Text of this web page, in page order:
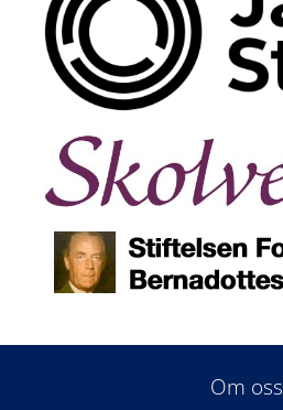
Om oss